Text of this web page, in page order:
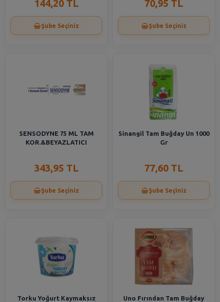
144,20 TL
Şube Seçiniz
70,95 TL
Şube Seçiniz
SENSODYNE 75 ML TAM
KOR.&BEYAZLATICI
343,95 TL
Şube Seçiniz
Sinangil Tam Buğday Un 1000
Gr
77,60 TL
Şube Seçiniz
Torku Yoğurt Kaymaksız
Uno Fırından Tam Buğday